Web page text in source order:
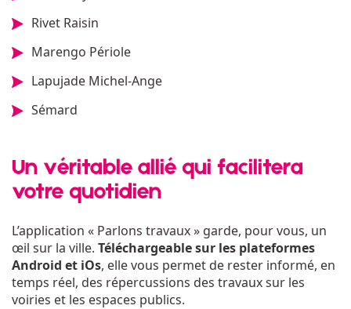
Rivet Raisin
Marengo Périole
Lapujade Michel-Ange
Sémard
Un véritable allié qui facilitera
votre quotidien
L’application « Parlons travaux » garde, pour vous, un
œil sur la ville. Téléchargeable sur les plateformes
Android et iOs, elle vous permet de rester informé, en
temps réel, des répercussions des travaux sur les
voiries et les espaces publics.